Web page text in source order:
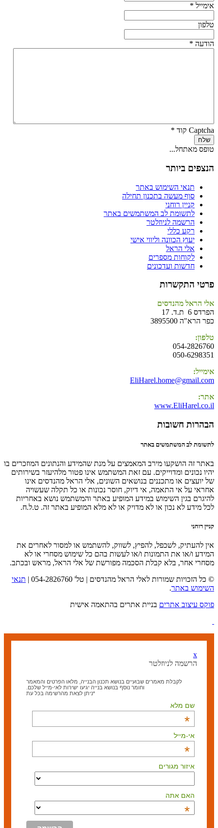
אימייל *
טלפון
הודעה *
Captcha קוד *
שלח
טופס מאתחל...
הנצפים ביותר
תנאי השימוש באתר
סוף מעשה בתכנון תחילה
קניין רוחני
לתשומת לב המשתמשים באתר
הרשמה לניוזלטר
רקע כללי
יעוץ הכוונה וליווי אישי
אלי הראל
לקוחות מספרים
חדשות ועדכונים
פרטי התקשרות
אלי הראל מהנדסים
הפרדס 6 ת.ד. 17
כפר הרא"ה 3895500
טלפון:
054-2826760
050-6298351
אימייל:
EliHarel.home@gmail.com
אתר:
www.EliHarel.co.il
הבהרות חשובות
לתשומת לב המשתמשים באתר
באתר זה הושקעו מירב המאמצים על מנת שהמידע והנתונים המוזכרים בו
יהיו נכונים ומדוייקים. עם זאת המשתמש אינו פטור מלהיעזר בשירותים
של יועצים או מתכננים בנושאים השונים, אלי הראל מהנדסים אינו
אחראי על אי התאמה, אי דיוק, חוסר נכונות או כל תקלה שעשויה
להיגרם בגין השימוש במידע המופיע באתר והמשתמש נושא באחריות
לכל מידע לא נכון או לא מדויק או לא מלא המופיע באתר זה. ט.ל.ח.
קניין רוחני
אין להעתיק, לשכפל, להפיץ, לשווק, להשתמש או למסור לאחרים את
המידע ו/או את התמונות ו/או לעשות בהם כל שימוש מסחרי או לא
מסחרי אחר, בלא קבלת הסכמה מפורשת של אלי הראל, מראש ובכתב.
© כל הזכויות שמורות לאלי הראל מהנדסים | טל' 054-2826760 |
תנאי
השימוש באתר.
פוקס עיצוב אתרים בניית אתרים בהתאמה אישית
x
הרשמה לניוזלטר
לקבלת מאמרים שבועיים בנושא תכנון הבנייה, מלאו הפרטים והמאמר
וחומר נוסף בנושא בנייה יגיעו ישירות לאי-מייל שלכם.
*ניתן לצאת מהרשימה בכל עת
שם מלא
*
אי-מייל
*
איזור מגורים
האם אתה
*